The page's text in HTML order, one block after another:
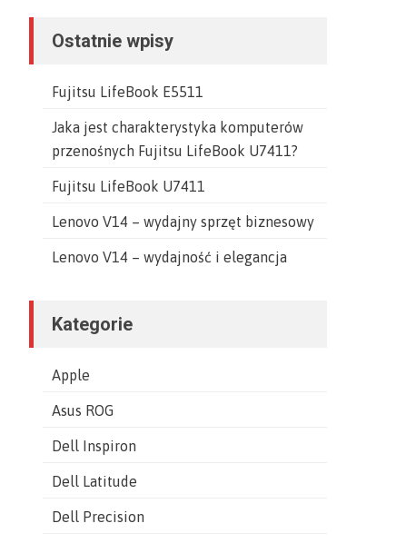
Ostatnie wpisy
Fujitsu LifeBook E5511
Jaka jest charakterystyka komputerów
przenośnych Fujitsu LifeBook U7411?
Fujitsu LifeBook U7411
Lenovo V14 – wydajny sprzęt biznesowy
Lenovo V14 – wydajność i elegancja
Kategorie
Apple
Asus ROG
Dell Inspiron
Dell Latitude
Dell Precision